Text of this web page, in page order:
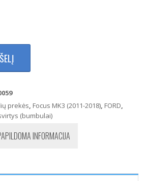
prekės, Focus MK3 (2011-2018), FORD,
(bumbulai)
INFORMACIJA